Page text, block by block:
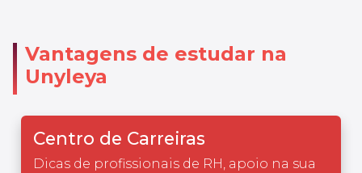
Vantagens de estudar na
Unyleya
Centro de Carreiras
Dicas de profissionais de RH, apoio na sua